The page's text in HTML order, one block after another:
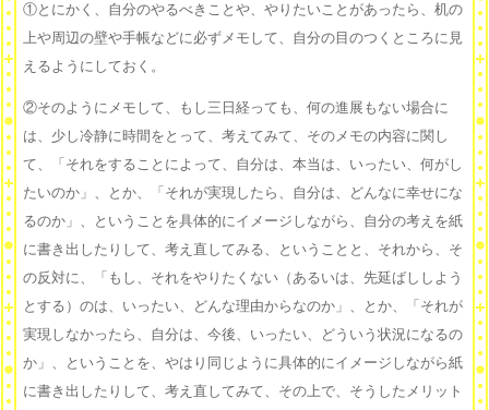
①とにかく、自分のやるべきことや、やりたいことがあったら、机の
上や周辺の壁や手帳などに必ずメモして、自分の目のつくところに見
えるようにしておく。
②そのようにメモして、もし三日経っても、何の進展もない場合に
は、少し冷静に時間をとって、考えてみて、そのメモの内容に関し
て、「それをすることによって、自分は、本当は、いったい、何がし
たいのか」、とか、「それが実現したら、自分は、どんなに幸せにな
るのか」、ということを具体的にイメージしながら、自分の考えを紙
に書き出したりして、考え直してみる、ということと、それから、そ
の反対に、「もし、それをやりたくない（あるいは、先延ばししよう
とする）のは、いったい、どんな理由からなのか」、とか、「それが
実現しなかったら、自分は、今後、いったい、どういう状況になるの
か」、ということを、やはり同じように具体的にイメージしながら紙
に書き出したりして、考え直してみて、その上で、そうしたメリット